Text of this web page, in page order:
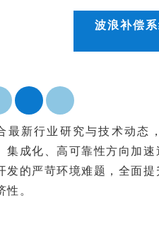
波浪补偿
最新行业研究与技术动态
集成化、高可靠性方向加
发的严苛环境难题，全面
性。